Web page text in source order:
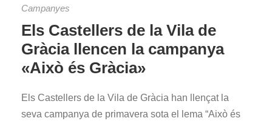
Campanyes
Els Castellers de la Vila de
Gràcia llencen la campanya
«Això és Gràcia»
Els Castellers de la Vila de Gràcia han llençat la
seva campanya de primavera sota el lema “Això és